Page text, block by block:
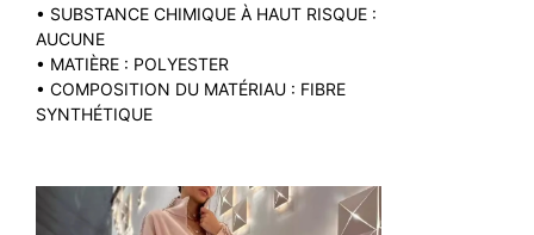
• SUBSTANCE CHIMIQUE À HAUT RISQUE :
AUCUNE
• MATIÈRE : POLYESTER
• COMPOSITION DU MATÉRIAU : FIBRE
SYNTHÉTIQUE